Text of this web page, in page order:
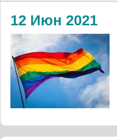
12 Июн 2021